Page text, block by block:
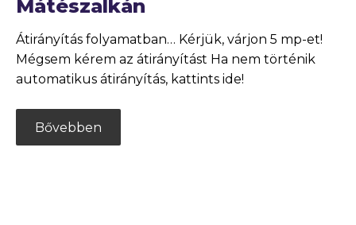
Mátészalkán
Átirányítás folyamatban… Kérjük, várjon 5 mp-et!
Mégsem kérem az átirányítást Ha nem történik
automatikus átirányítás, kattints ide!
Bővebben